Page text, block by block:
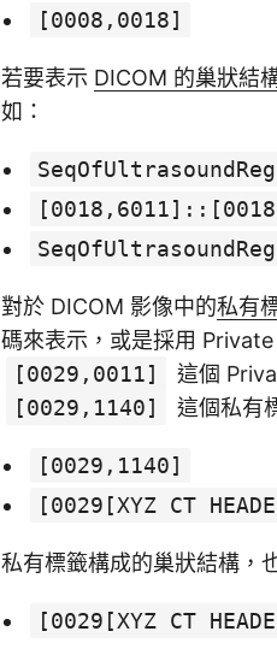
[0008,0018]
若要表示 DICOM 的巢狀結
如：
對於 DICOM 影像中的私有
碼來表示，或是採用
[0029,0011]
這個
[0029,1140]
這個私有
[0029,1140]
[0029[XYZ CT
私有標籤構成的巢狀結構，
[0029[XYZ CT